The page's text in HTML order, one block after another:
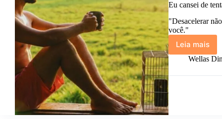
Eu cansei de
"Desacelerar
você."
Leia mais
Eu
cansei
tentar
Wellas